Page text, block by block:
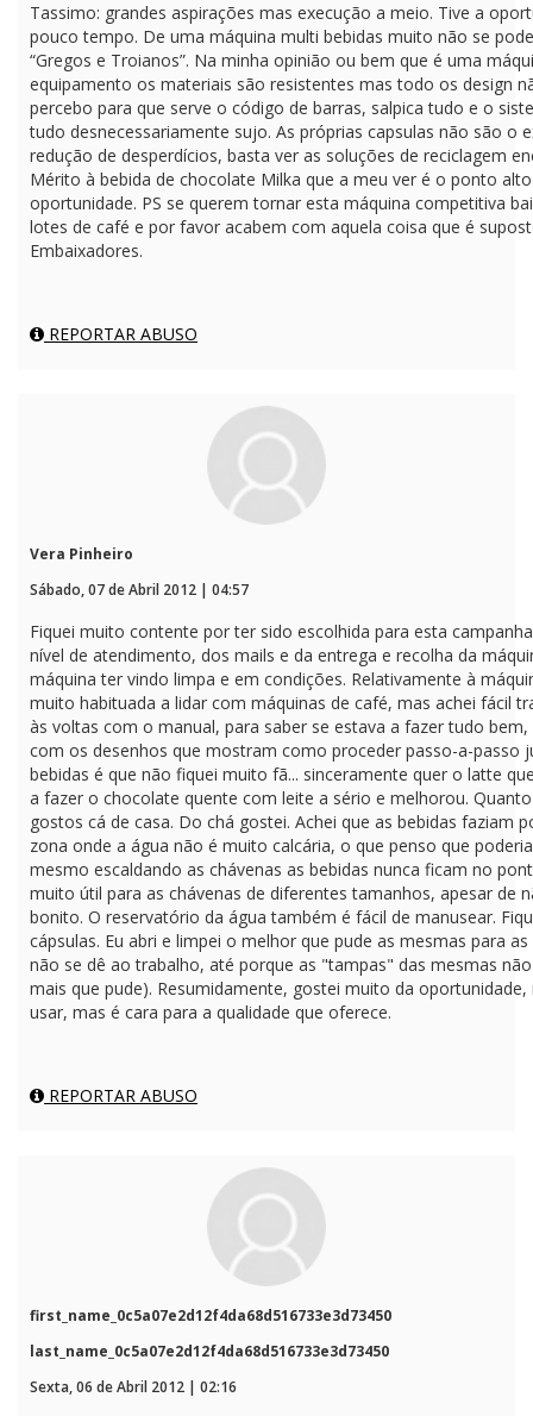
Tassimo: grandes aspirações mas execução a meio. Tive a
pouco tempo. De uma máquina multi bebidas muito não se
“Gregos e Troianos”. Na minha opinião ou bem que é uma
equipamento os materiais são resistentes mas todo os design
percebo para que serve o código de barras, salpica tudo e o
tudo desnecessariamente sujo. As próprias capsulas não são
redução de desperdícios, basta ver as soluções de reciclagem
Mérito à bebida de chocolate Milka que a meu ver é o ponto
oportunidade. PS se querem tornar esta máquina competitiva
lotes de café e por favor acabem com aquela coisa que é
Embaixadores.
REPORTAR ABUSO
Vera Pinheiro
Sábado, 07 de Abril 2012 | 04:57
Fiquei muito contente por ter sido escolhida para esta
nível de atendimento, dos mails e da entrega e recolha da
máquina ter vindo limpa e em condições. Relativamente à
muito habituada a lidar com máquinas de café, mas achei fácil
às voltas com o manual, para saber se estava a fazer tudo
com os desenhos que mostram como proceder passo-a-passo
bebidas é que não fiquei muito fã... sinceramente quer o latte
a fazer o chocolate quente com leite a sério e melhorou.
gostos cá de casa. Do chá gostei. Achei que as bebidas faziam
zona onde a água não é muito calcária, o que penso que
mesmo escaldando as chávenas as bebidas nunca ficam no
muito útil para as chávenas de diferentes tamanhos, apesar
bonito. O reservatório da água também é fácil de manusear.
cápsulas. Eu abri e limpei o melhor que pude as mesmas para
não se dê ao trabalho, até porque as "tampas" das mesmas
mais que pude). Resumidamente, gostei muito da
usar, mas é cara para a qualidade que oferece.
REPORTAR ABUSO
first_name_0c5a07e2d12f4da68d516733e3d73450
last_name_0c5a07e2d12f4da68d516733e3d73450
Sexta, 06 de Abril 2012 | 02:16